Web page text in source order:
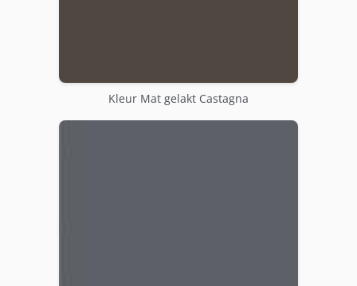
Kleur Mat gelakt Castagna